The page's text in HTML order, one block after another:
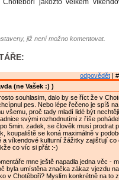
jakožto velkém
již není možno komentovat.
odpovědět |
(ne Vašek :) )
souhlasim, dalo by se říct že v
pes. Nebo lépe řečeno je spíš
všemu, proč tady mladí lidé být
svými rozhodnutími z říše
5min. zadek, se člověk musí prodrat
koupaliště se koná maximálně v
a víkendové kulturní žážitky zajišťují
co víc si přát :-)
mne ještě napadla jedna věc -
byla umístěna značka zákaz vjezdu
v Chotěboři? Myslím konkrétně na to